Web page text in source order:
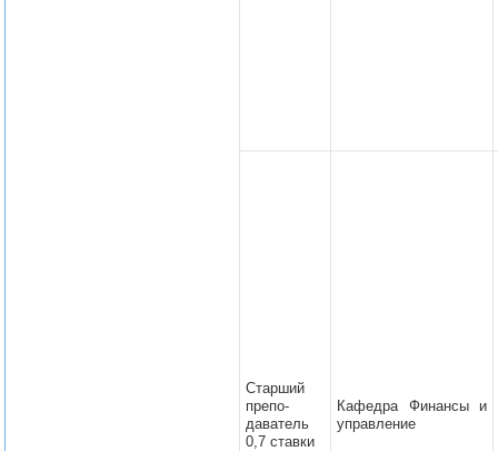
Старший
препо-
даватель
0,7 ставки
Кафедра Финансы и
управление